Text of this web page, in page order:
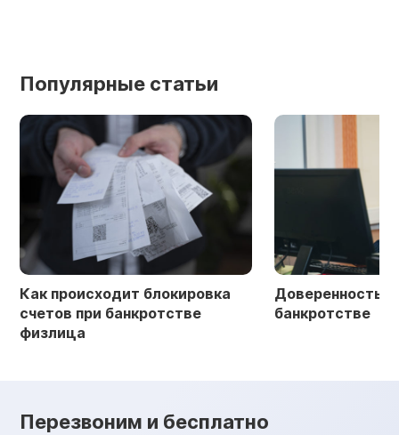
Популярные статьи
Как происходит блокировка
счетов при банкротстве
физлица
Доверенность
банкротстве
Перезвоним и бесплатно